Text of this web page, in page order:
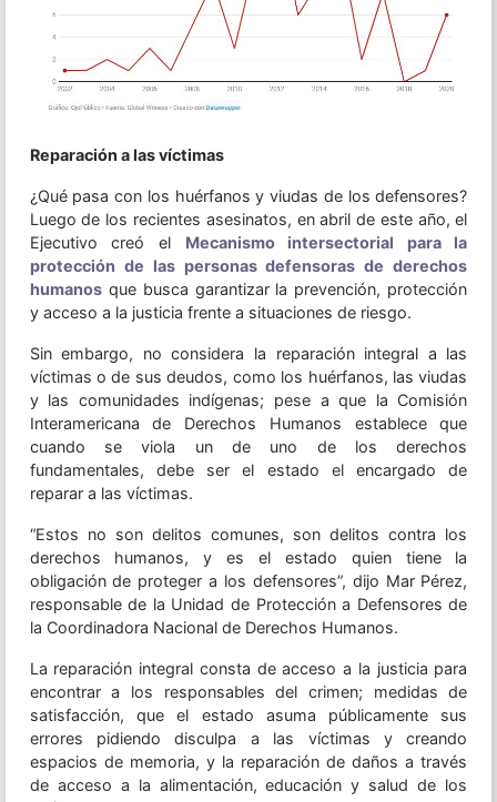
Reparación a las víctimas
¿Qué pasa con los huérfanos y viudas de los defensores?
Luego de los recientes asesinatos, en abril de este año, el
Ejecutivo creó el Mecanismo intersectorial para la
protección de las personas defensoras de derechos
humanosque busca garantizar la prevención, protección
y acceso a la justicia frente a situaciones de riesgo.
Sin embargo, no considera la reparación integral a las
víctimas o de sus deudos, como los huérfanos, las viudas
y las comunidades indígenas; pese a que la Comisión
Interamericana de Derechos Humanos establece que
cuando se viola un de uno de los derechos
fundamentales, debe ser el estado el encargado de
reparar a las víctimas.
“Estos no son delitos comunes, son delitos contra los
derechos humanos, y es el estado quien tiene la
obligación de proteger a los defensores”, dijo Mar Pérez,
responsable de la Unidad de Protección a Defensores de
la Coordinadora Nacional de Derechos Humanos.
La reparación integral consta de acceso a la justicia para
encontrar a los responsables del crimen; medidas de
satisfacción, que el estado asuma públicamente sus
errores pidiendo disculpa a las víctimas y creando
espacios de memoria, y la reparación de daños a través
de acceso a la alimentación, educación y salud de los